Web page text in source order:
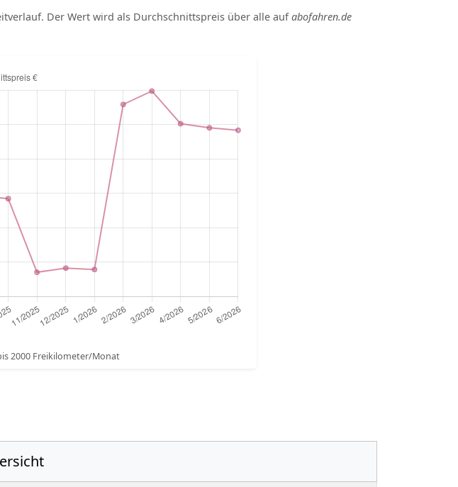
Der Wert wird als Durchschnittspreis über alle aufabofahren.de
2000 Freikilometer/Monat